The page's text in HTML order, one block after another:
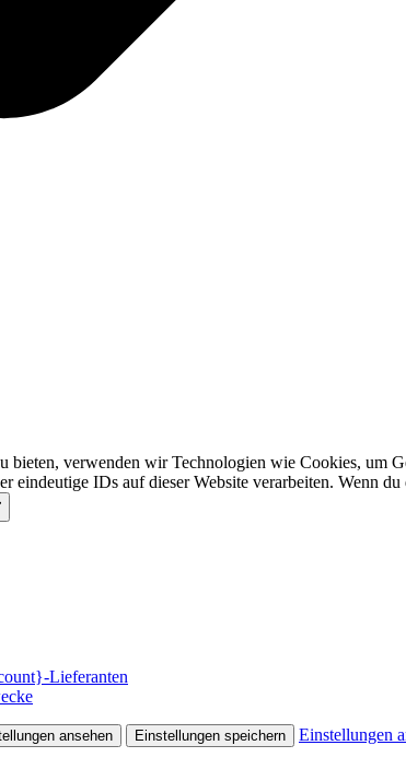
bieten, verwenden wir Technologien wie Cookies, um
eindeutige IDs auf dieser Website verarbeiten. Wenn
Lieferanten
ansehen Einstellungen speichern Einstellungen